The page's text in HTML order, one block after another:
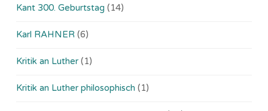
Kant 300. Geburtstag (14)
Karl RAHNER (6)
Kritik an Luther (1)
Kritik an Luther philosophisch (1)